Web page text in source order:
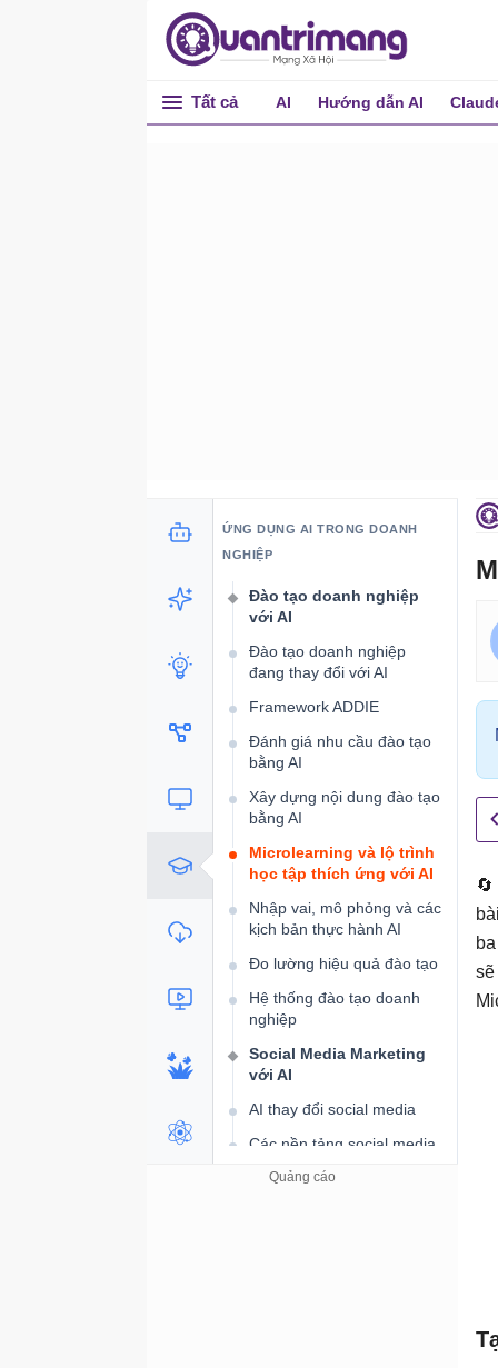
Tất cả AI Hướng dẫn AI
🔄
sẽ
ỨNG DỤNG AI TRONG DOANH
NGHIỆP
tích dữ liệu có thể tái sử
dụng
đến cuối với AI
Hoàn thành dự án nghiên
cứu khách hàng
Đào tạo doanh nghiệp
với AI
Đào tạo doanh nghiệp
đang thay đổi với AI
Framework ADDIE
Đánh giá nhu cầu đào tạo
bằng AI
Xây dựng nội dung đào tạo
bằng AI
Microlearning và lộ trình
học tập thích ứng với AI
Nhập vai, mô phỏng và các
kịch bản thực hành AI
Đo lường hiệu quả đào tạo
Hệ thống đào tạo doanh
nghiệp
Social Media Marketing
với AI
AI thay đổi social media
Các nền tảng social media